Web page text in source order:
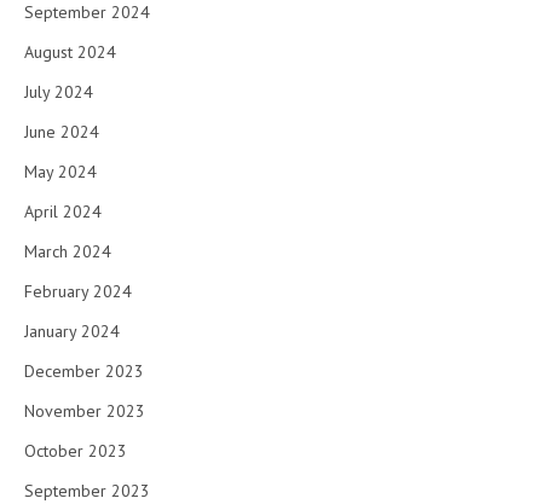
September 2024
August 2024
July 2024
June 2024
May 2024
April 2024
March 2024
February 2024
January 2024
December 2023
November 2023
October 2023
September 2023